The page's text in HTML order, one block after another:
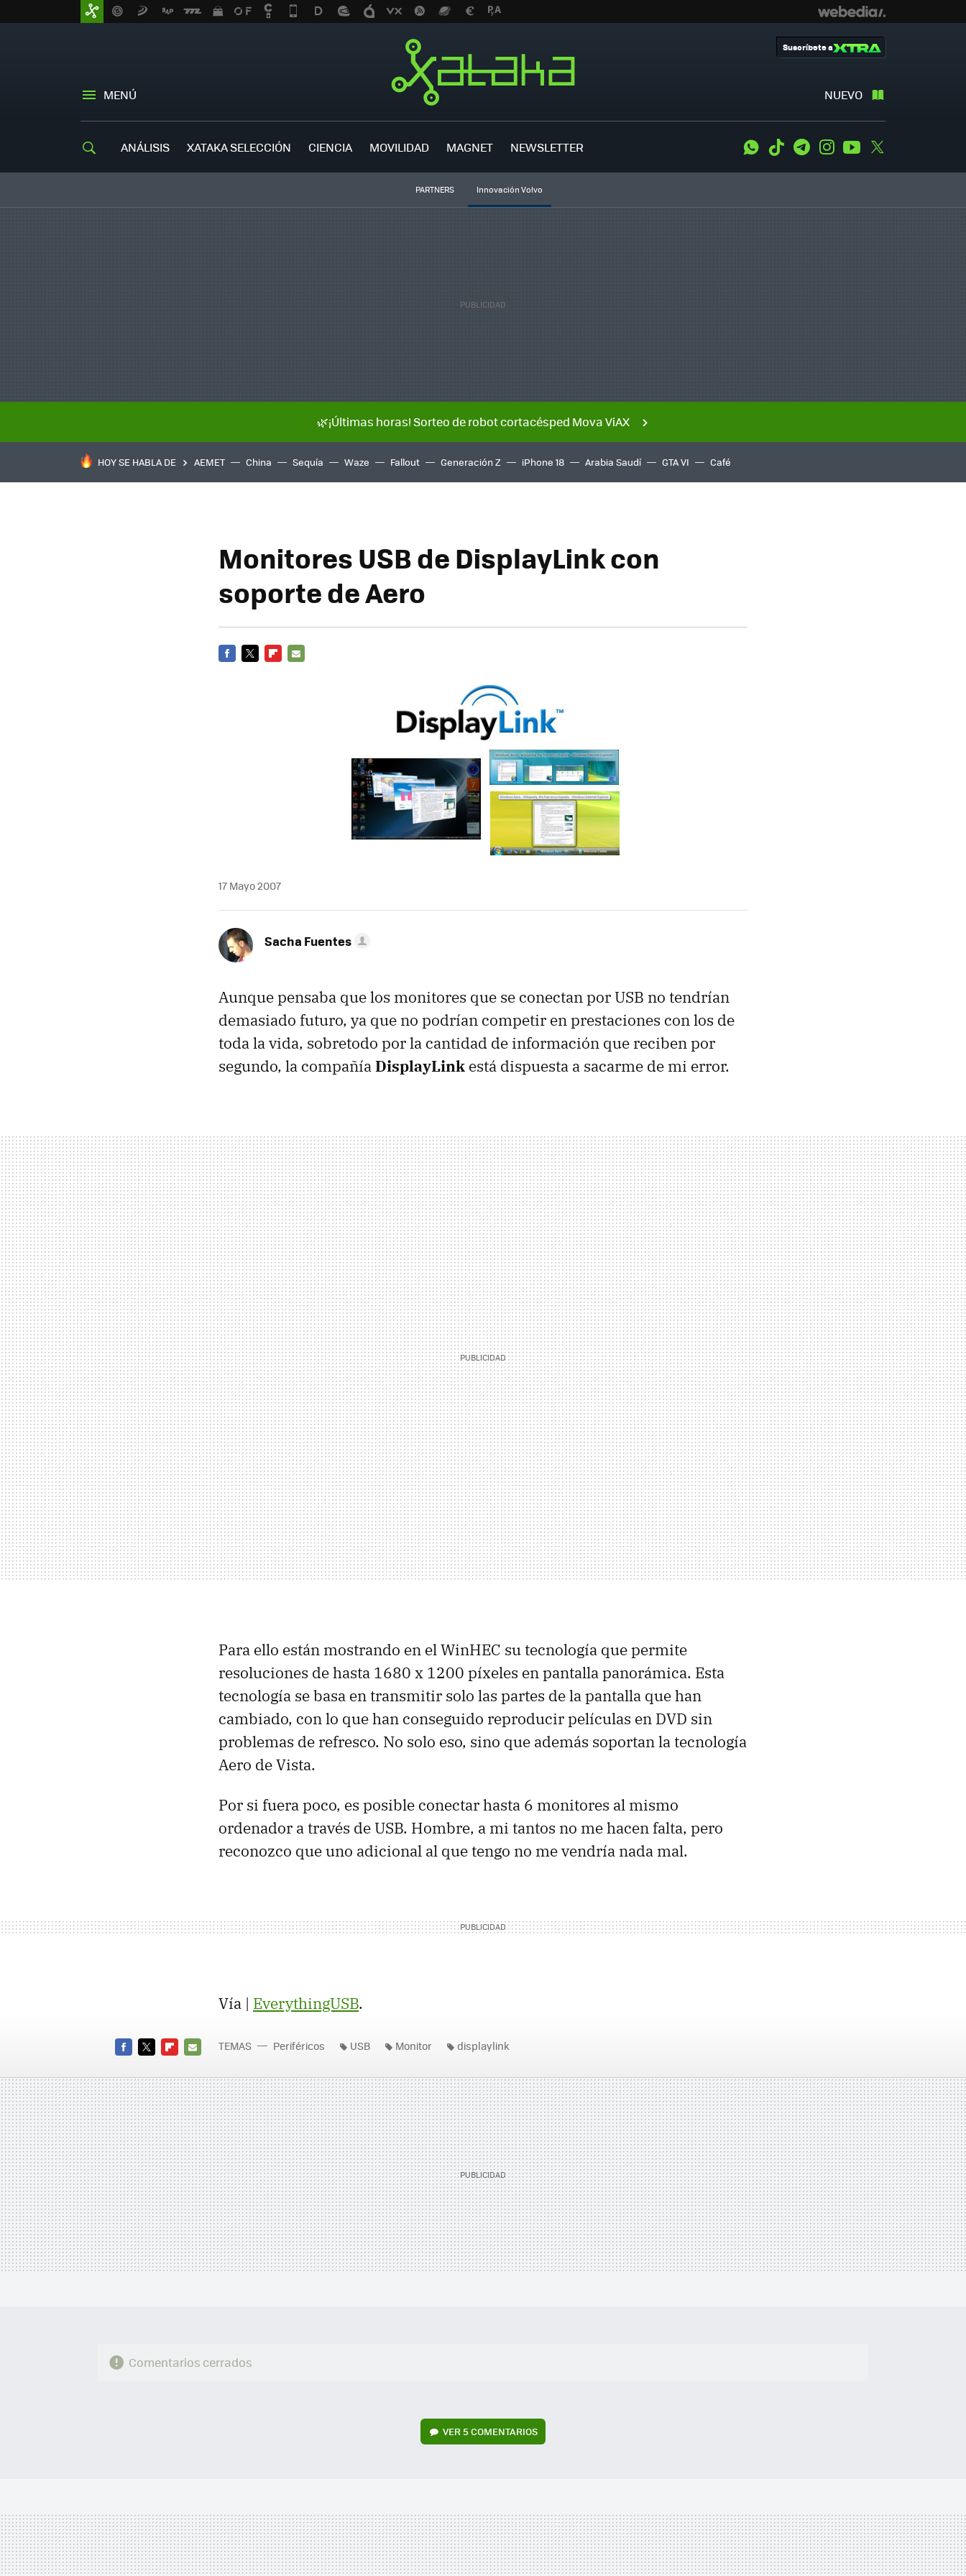
MENÚ NUEVO
Suscríbete a
ANÁLISIS XATAKA SELECCIÓN CIENCIA MOVILIDAD MAGNET NEWSLETTER WhatsApp
Tiktok TelegramInstagramYoutube
PARTNERS Innovación Volvo
🌿¡Últimas horas! Sorteo de robot cortacésped Mova ViAX
HOY SE HABLA DE AEMET China Sequía Waze Fallout Generación Z iPhone 18 Arabia Saudí GTA VI Café
Monitores USB de DisplayLink con
soporte de Aero
17 Mayo 2007
Sacha Fuentes
Aunque pensaba que los monitores que se conectan por USB no tendrían
demasiado futuro, ya que no podrían competir en prestaciones con los de
toda la vida, sobretodo por la cantidad de información que reciben por
segundo, la compañíaDisplayLink está dispuesta a sacarme de mi error.
Para ello están mostrando en el WinHEC su tecnología que permite
resoluciones de hasta 1680 x 1200 píxeles en pantalla panorámica. Esta
tecnología se basa en transmitir solo las partes de la pantalla que han
cambiado, con lo que han conseguido reproducir películas en DVD sin
problemas de refresco. No solo eso, sino que además soportan la tecnología
Aero de Vista.
Por si fuera poco, es posible conectar hasta 6 monitores al mismo
ordenador a través de USB. Hombre, a mi tantos no me hacen falta, pero
reconozco que uno adicional al que tengo no me vendría nada mal.
Vía | EverythingUSB.
MAIL
TEMAS Periféricos USB Monitor displaylink
Comentarios cerrados
VER5 COMENTARIOS